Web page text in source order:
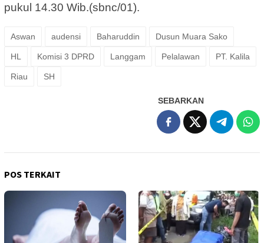
pukul 14.30 Wib.(sbnc/01).
Aswan audensi Baharuddin Dusun Muara Sako
HL Komisi 3 DPRD Langgam Pelalawan PT. Kalila
Riau SH
SEBARKAN
POS TERKAIT